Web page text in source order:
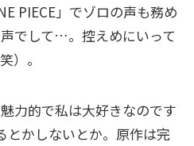
PIECE」でゾロの声も務め
でして…。控えめにいって
）。
力的で私は大好きなのです
とかしないとか。原作は完